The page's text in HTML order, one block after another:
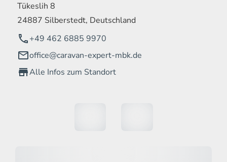
Tükeslih 8
24887 Silberstedt, Deutschland
+49 462 6885 9970
office@caravan-expert-mbk.de
Alle Infos zum Standort